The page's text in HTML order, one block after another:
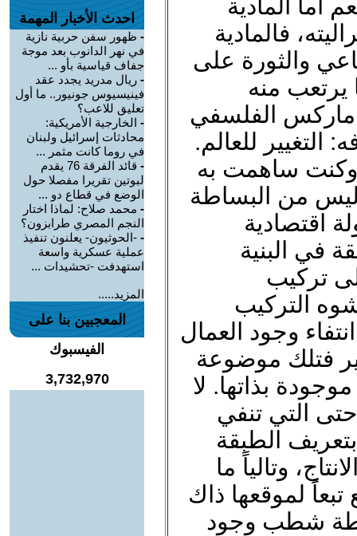
أما المادية
فالمادية
والثورة على
يرتعب منه
ماركس الفلسفي
للعالم.
وكنت ساهمت به
ليس من البساطة
اقتصادية
في البنية
تركيب
التركيب
وجود العمال
فتلك موضوعة
بذاتها. لا
التي تنفي
الطبقة
وتالياً ما
لموقعها ذاك
شطب وجود
احدث الأخبار المهمة
- ظهور سفن حربية نازية
في نهر الدانوب بعد موجة
جفاف قياسية بأو ...
- ريال مدريد يجدد عقد
فينيسيوس جونيور.. ما أول
تعليق للاعب؟
- الخارجية الأمريكية:
محادثات إسرائيل ولبنان
في روما كانت مثمر ...
-
قائد الفرقة 76 يقدم
لبوتين تقريرا مفصلا حول
الوضع في قطاع دو ...
- محمد صلاح: لماذا اختار
النجم المصري طرابزون؟
- -الحوثيون- يعلنون تنفيذ
عملية عسكرية واسعة
استهدفت -تحشيدات ...
المزيد.....
المعجبين بنا على
الفيسبوك
3,732,970